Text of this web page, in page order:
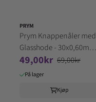
PRYM
Prym Knappenåler med
Glasshode - 30x0,60mm
10g 029265
49,00kr 69,00kr
På lager
Kjøp